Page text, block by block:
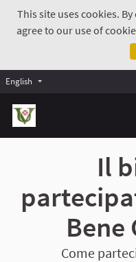
This site uses cookies.
agree to our use of
English
Il
Bene
Come